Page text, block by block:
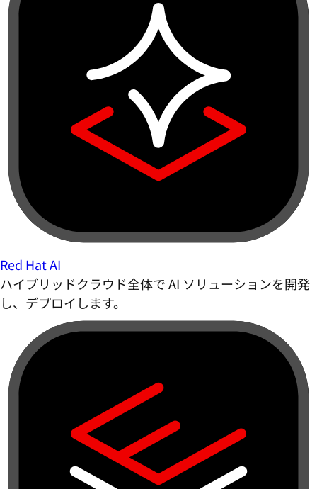
Red Hat AI
ハイブリッドクラウド全体で AI ソリューションを開発
し、デプロイします。